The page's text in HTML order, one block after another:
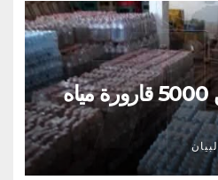
نابل: حجز أكثر من 5000 قارورة مياه
البيان